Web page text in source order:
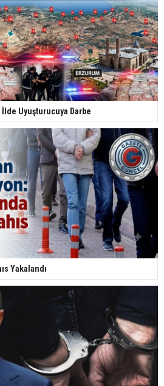
İlde Uyuşturucuya Darbe
Yakalandı